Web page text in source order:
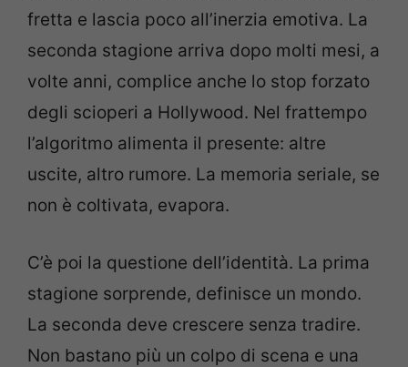
fretta e lascia poco all’inerzia emotiva. La
seconda stagione arriva dopo molti mesi, a
volte anni, complice anche lo stop forzato
degli scioperi a Hollywood. Nel frattempo
l’algoritmo alimenta il presente: altre
uscite, altro rumore. La memoria seriale, se
non è coltivata, evapora.
C’è poi la questione dell’identità. La prima
stagione sorprende, definisce un mondo.
La seconda deve crescere senza tradire.
Non bastano più un colpo di scena e una